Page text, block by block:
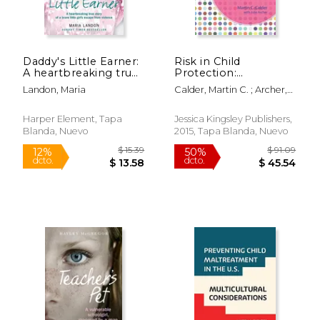
50%
dcto.
$ 47.01
$ 23.51
12%
dcto.
Daddy's Little Earner:
A heartbreaking true
story of a brave little
girl's escape from
Landon, Maria
Harper Element, Tapa
Blanda, Nuevo
Risk in Child
Protection:
Assessment
Challenges and
Practice (en Inglés)
Calder, Martin C. ; Archer,
Jessica Kingsley Publishers,
2015, Tapa Blanda, Nuevo